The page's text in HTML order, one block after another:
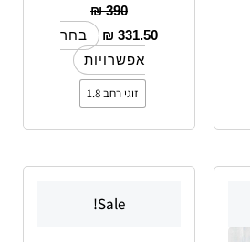
₪390
₪ 331.50
בחר
אפשרויות
זוגי רחב 1.8
Sale!